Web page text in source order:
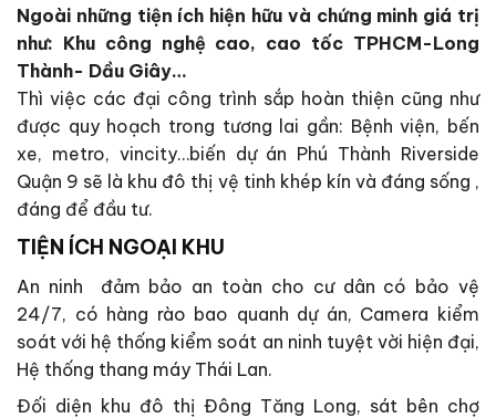
Ngoài những tiện ích hiện hữu và chứng minh giá trị
như: Khu công nghệ cao, cao tốc TPHCM-Long
Thành- Dầu Giây…
Thì việc các đại công trình sắp hoàn thiện cũng như
được quy hoạch trong tương lai gần: Bệnh viện, bến
xe, metro, vincity…biến dự án Phú Thành Riverside
Quận 9 sẽ là khu đô thị vệ tinh khép kín và đáng sống ,
đáng để đầu tư.
TIỆN ÍCH NGOẠI KHU
An ninh đảm bảo an toàn cho cư dân có bảo vệ
24/7, có hàng rào bao quanh dự án, Camera kiểm
soát với hệ thống kiểm soát an ninh tuyệt vời hiện đại,
Hệ thống thang máy Thái Lan.
Đối diện khu đô thị Đông Tăng Long, sát bên chợ